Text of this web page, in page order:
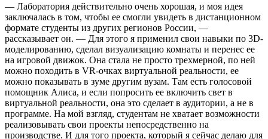
— Лаборатория действительно очень хорошая, и моя идея
заключалась в том, чтобы ее смогли увидеть в дистанционном
формате студенты из других регионов России, —
рассказывает он. — Для этого я применил свои навыки по 3D-
моделированию, сделал визуализацию комнаты и перенес ее
на игровой движок. Она стала не просто трехмерной, по ней
можно походить в VR-очках виртуальной реальности, ее
можно показывать в зуме другим вузам. Там есть голосовой
помощник Алиса, и если попросить ее включить свет в
виртуальной реальности, она это сделает в аудитории, а не в
программе. На мой взгляд, студентам не хватает возможности
реализовывать свои проекты непосредственно на
производстве. И для того проекта, который я сейчас делаю для